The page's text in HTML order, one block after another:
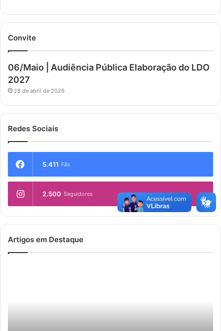
Convite
06/Maio | Audiência Pública Elaboração do LDO
2027
28 de abril de 2026
Redes Sociais
5.411 Fãs
2.500 Seguidores
Artigos em Destaque